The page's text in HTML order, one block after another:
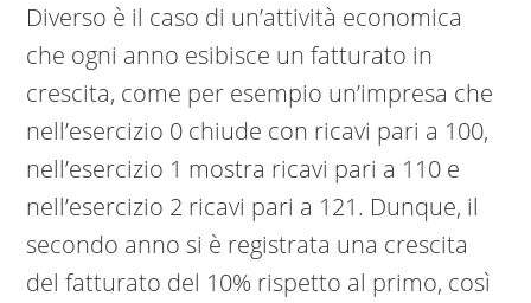
Diverso è il caso di un’attività economica
che ogni anno esibisce un fatturato in
crescita, come per esempio un’impresa che
nell’esercizio 0 chiude con ricavi pari a 100,
nell’esercizio 1 mostra ricavi pari a 110 e
nell’esercizio 2 ricavi pari a 121. Dunque, il
secondo anno si è registrata una crescita
del fatturato del 10% rispetto al primo, così